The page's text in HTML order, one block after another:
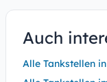
Auch
Alle Tankstellen